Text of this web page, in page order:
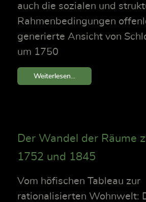
auch die sozialen und
Rahmenbedingungen
generierte Ansicht von
um 1750
Weiterlesen...
Der Wandel der Räume
1752 und 1845
Vom höfischen Tableau zur
rationalisierten Wohnwelt: